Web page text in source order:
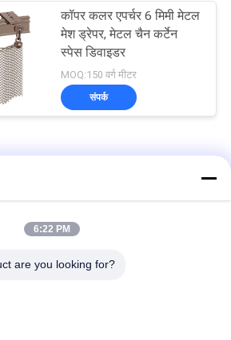
कॉपर कलर एपर्चर 6 मिमी मेटल
मेश ड्रेपर, मेटल चैन कर्टेन
स्पेस डिवाइडर
MOQ:150 वर्ग मीटर
संपर्क
का एल्यूमीनियम धातु जाल पर्दा
6:22 PM
are you looking for?